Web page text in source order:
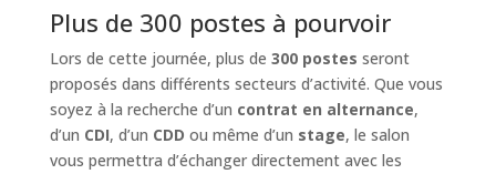
Plus de 300 postes à pourvoir
Lors de cette journée, plus de 300 postes seront
proposés dans différents secteurs d’activité. Que vous
soyez à la recherche d’un contrat en alternance,
d’un CDI, d’un CDD ou même d’un stage, le salon
vous permettra d’échanger directement avec les